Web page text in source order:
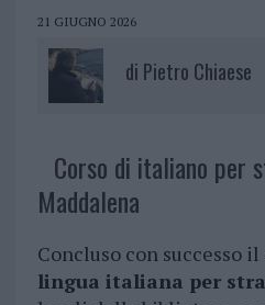
21 GIUGNO 2026
di Pietro Chiaese
Corso di italiano per
Maddalena
Concluso con successo
lingua italiana per